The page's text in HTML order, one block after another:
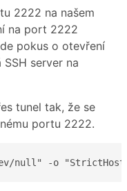
2222 na našem
na port 2222
pokus o otevření
server na
tunel tak, že se
portu 2222.
null" -o